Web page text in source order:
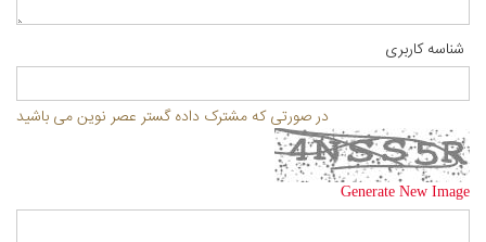
شناسه کاربری
در صورتی که مشترک داده گستر عصر نوین می باشید
Generate New Image